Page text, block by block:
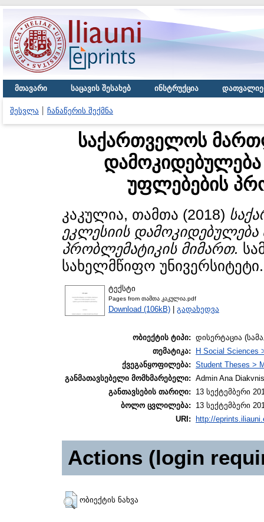
მთავარი საცავის შესახებ ინსტრუქცია
შესვლა ჩანაწერის შექმნა
საქართველოს
უფლებების
კაკულია, თამთა (2018)
ეკლესიის
პრობლემატიკის მიმართ.
სახელმწიფო უნივერსიტეტი.
ტექსტი
Pages from თამთა კაკულია.pdf
Download (106kB) | გადახედვა
ობიექტის ტიპი: დისერტაცია
თემატიკა:
H Social Sciences
ქვეგანყოფილება: Student Theses >
განმათავსებელი მომხმარებელი: Admin Ana
განთავსების თარიღი:
13 სექტემბერი
ბოლო ცვლილება:
13 სექტემბერი
URI:
http://
Actions (login
ობიექტის ნახვა